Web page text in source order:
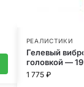
РЕАЛИСТИКИ
Гелевый
головкой —
1 775 ₽